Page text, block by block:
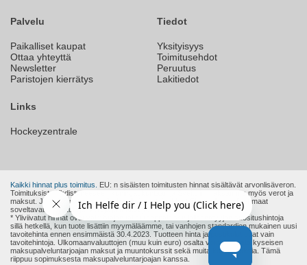
Palvelu
Paikalliset kaupat
Ottaa yhteyttä
Newsletter
Paristojen kierrätys
Tiedot
Yksityisyys
Toimitusehdot
Peruutus
Lakitiedot
Links
Hockeyzentrale
Kaikki hinnat plus toimitus.
EU: n sisäisten toimitusten hinnat sisältävät arvonlisäveron.
Toimituksista Yhdistyneeseen kuningaskuntaan ja Sveitsiin maksamme myös verot ja
maksut. Joten hinnat ovat heille lopullisia hintoja. Muut EU: n ulkopuoliset maat
soveltavat muita tulleja, veroja ja maksuja.
* Yliviivatut hinnat ovat valmistajan tai eurooppalaisen jälleenmyyjän suositushintoja
sillä hetkellä, kun tuote lisättiin myymäläämme, tai vanhojen standardien mukainen uusi
tavoitehinta ennen ensimmäistä 30.4.2023. Tuotteen hinta ja postikulut ovat vain
tavoitehintoja. Ulkomaanvaluuttojen (muu kuin euro) osalta voidaan lisätä kyseisen
maksupalveluntarjoajan maksut ja muuntokurssit sekä muita kustannuksia. Tämä
riippuu sopimuksesta maksupalveluntarjoajan kanssa.